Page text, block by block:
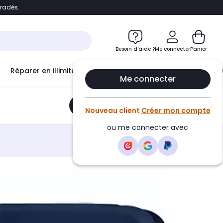
Accéder directement au chatbot
Besoin d'aide ?Me connecter
Me connecter
Nouveau client Créer mon compte
ou me connecter avec
Panier
Réparer en illimité avec Le Club Infinity
Ajouter au panier